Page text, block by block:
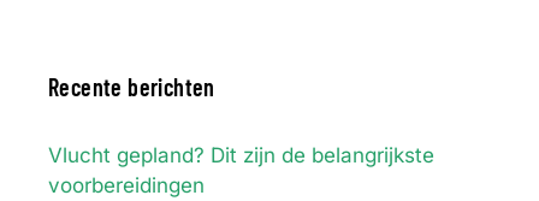
Recente berichten
Vlucht gepland? Dit zijn de belangrijkste
voorbereidingen